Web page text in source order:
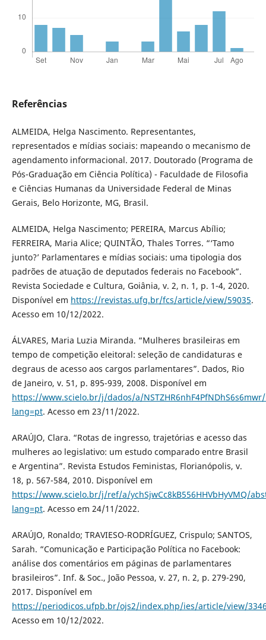
Referências
ALMEIDA, Helga Nascimento. Representantes,
representados e mídias sociais: mapeando o mecanismo de
agendamento informacional. 2017. Doutorado (Programa de
Pós-Graduação em Ciência Política) - Faculdade de Filosofia
e Ciências Humanas da Universidade Federal de Minas
Gerais, Belo Horizonte, MG, Brasil.
ALMEIDA, Helga Nascimento; PEREIRA, Marcus Abílio;
FERREIRA, Maria Alice; QUINTÃO, Thales Torres. “‘Tamo
junto?’ Parlamentares e mídias sociais: uma tipologia dos
padrões de atuação de deputados federais no Facebook”.
Revista Sociedade e Cultura, Goiânia, v. 2, n. 1, p. 1-4, 2020.
Disponível em https://revistas.ufg.br/fcs/article/view/59035.
Acesso em 10/12/2022.
ÁLVARES, Maria Luzia Miranda. “Mulheres brasileiras em
tempo de competição eleitoral: seleção de candidaturas e
degraus de acesso aos cargos parlamentares”. Dados, Rio
de Janeiro, v. 51, p. 895-939, 2008. Disponível em
https://www.scielo.br/j/dados/a/
lang=pt. Acesso em 23/11/2022.
ARAÚJO, Clara. “Rotas de ingresso, trajetórias e acesso das
mulheres ao legislativo: um estudo comparado entre Brasil
e Argentina”. Revista Estudos Feministas, Florianópolis, v.
18, p. 567-584, 2010. Disponível em
https://www.scielo.br/j/ref/a/ychSjwCc8kB556HHVbHyVMQ/
lang=pt. Acesso em 24/11/2022.
ARAÚJO, Ronaldo; TRAVIESO-RODRÍGUEZ, Crispulo; SANTOS,
Sarah. “Comunicação e Participação Política no Facebook:
análise dos comentários em páginas de parlamentares
brasileiros”. Inf. & Soc., João Pessoa, v. 27, n. 2, p. 279-290,
2017. Disponível em
https://periodicos.ufpb.br/ojs2/index.php/ies/article/view/
Acesso em 10/12/2022.